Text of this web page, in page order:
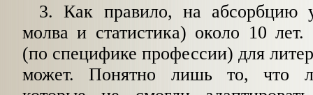
3. Как правило, на абсорбцию
молва и статистика) около 10 лет.
(по специфике профессии) для
может. Понятно лишь то, что